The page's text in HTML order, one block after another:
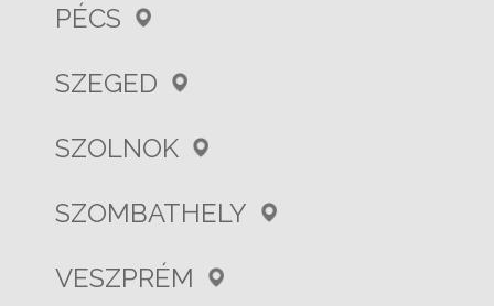
PÉCS
SZEGED
SZOLNOK
SZOMBATHELY
VESZPRÉM